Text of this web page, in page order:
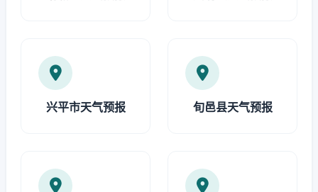
兴平市天气预报 旬邑县天气预报